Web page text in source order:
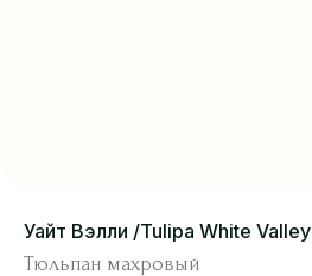
Уайт Вэлли /Tulipa White Valley
Тюльпан махровый